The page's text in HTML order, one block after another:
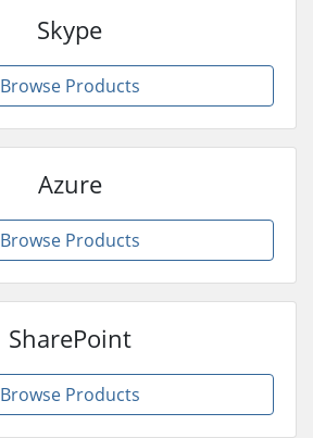
Skype
Browse Products
Azure
Browse Products
SharePoint
Browse Products